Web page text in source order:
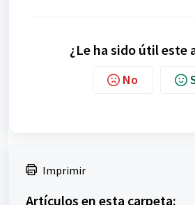
¿Le ha sido útil este
No
Imprimir
Artículos en esta carpeta: